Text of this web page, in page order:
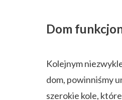
Dom
Kolejnym
dom, powinniśmy
szerokie kole,